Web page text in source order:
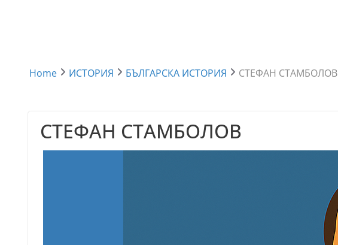
Home ИСТОРИЯ БЪЛГАРСКА ИСТОРИЯ СТЕФАН СТАМБОЛОВ
СТЕФАН СТАМБОЛОВ